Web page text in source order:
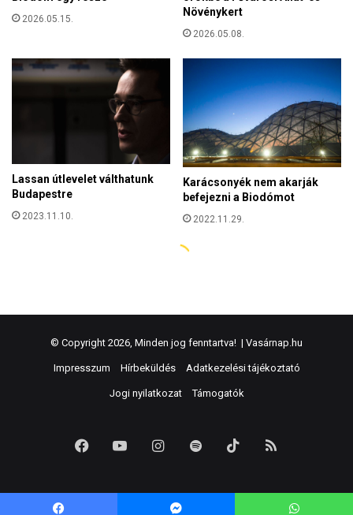
© Copyright 2026, Minden jog fenntartva! | Vasárnap.hu
Impresszum Hírbeküldés Adatkezelési tájékoztató
Jogi nyilatkozat Támogatók
FacebookYouTubeInstagram
Spotify TikTok